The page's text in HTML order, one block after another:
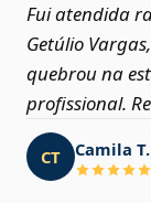
Fui atendida
Getúlio
quebrou na
profissional.
CT Camila T.